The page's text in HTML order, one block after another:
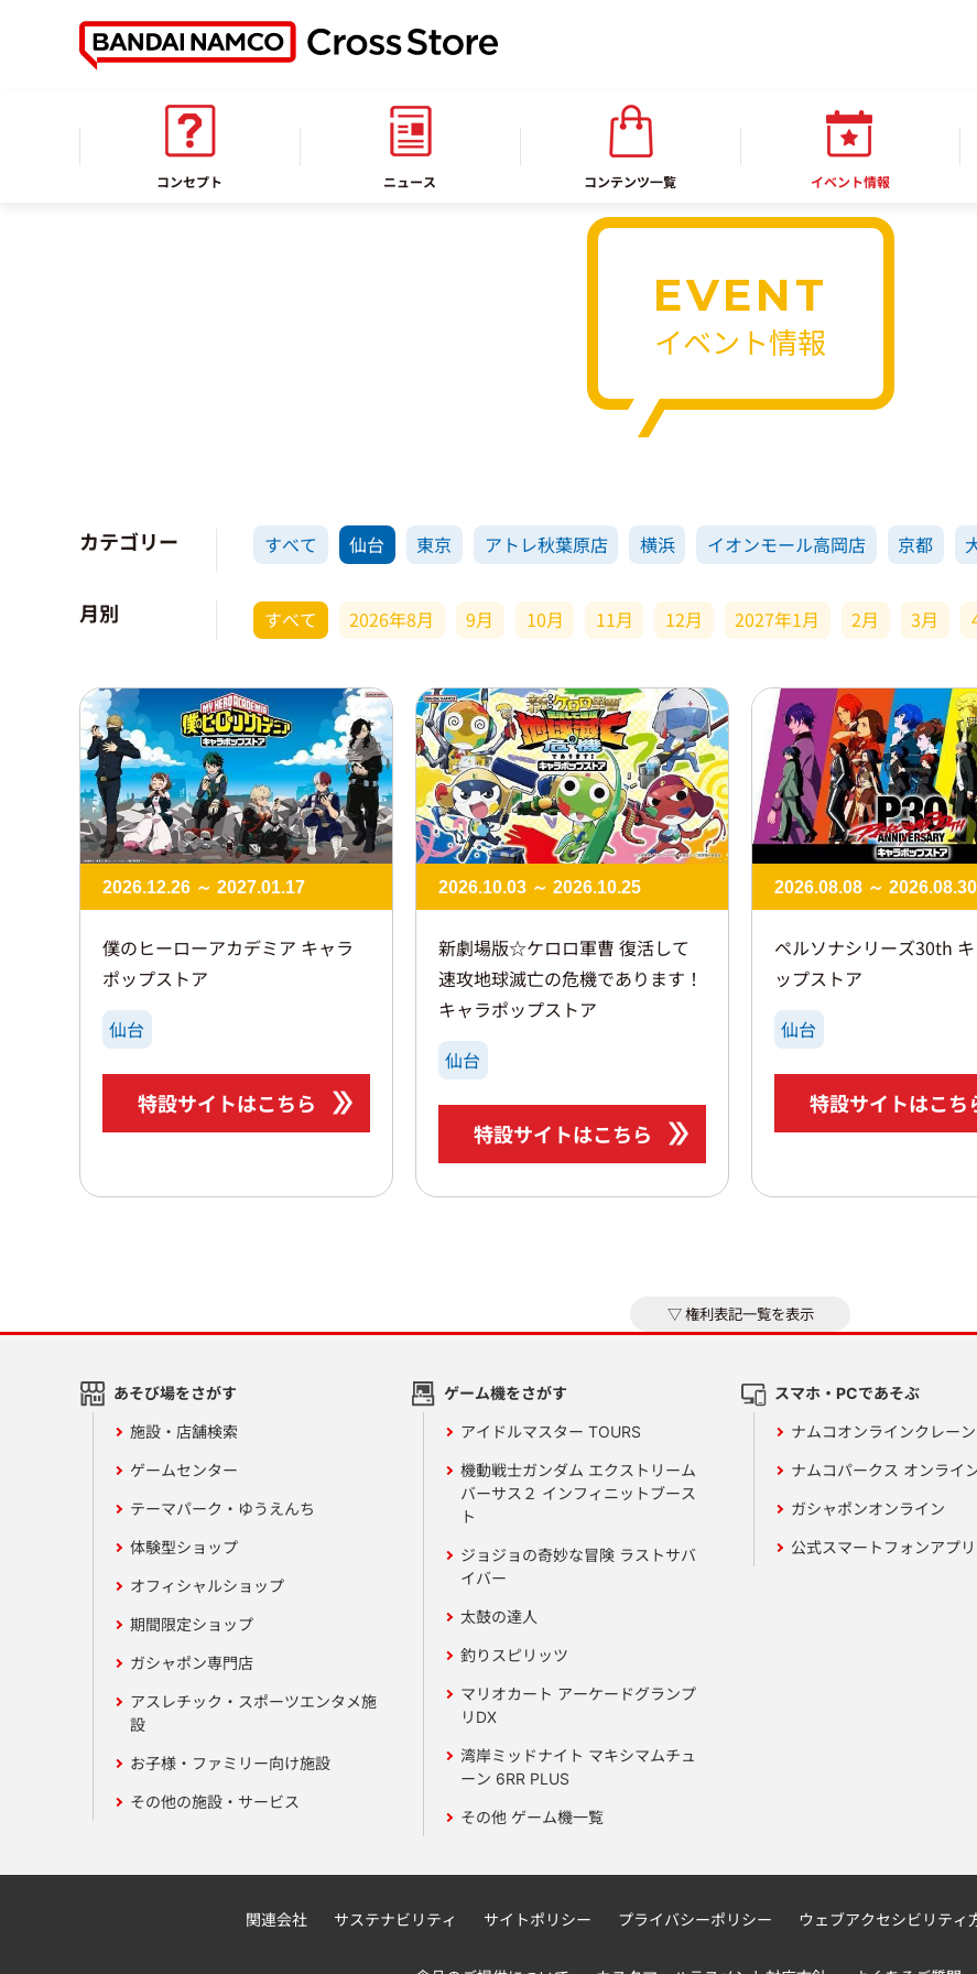
コンセプト ニュース コンテンツ一覧 イベント情報
イベント情報
EVENT
イベント情報
カテゴリー すべて 仙台 東京 アトレ秋葉原店 横浜 イオンモール高岡店 京都
月別 すべて 2026年8月 9月 10月 11月 12月 2027年1月 2月 3月
2026.12.26 ～ 2027.01.17
僕のヒーローアカデミア キャラ
ポップストア
仙台
特設サイトはこちら
2026.10.03 ～ 2026.10.25
新劇場版☆ケロロ軍曹 復活して
速攻地球滅亡の危機であります！
キャラポップストア
仙台
特設サイトはこちら
2026.08.08 ～ 2026.08.30
ペルソナシリーズ30th​
ップストア
仙台
特設サイトはこち
権利表記一覧を表示
あそび場をさがす
施設・店舗検索
ゲームセンター
テーマパーク・ゆうえんち
体験型ショップ
オフィシャルショップ
期間限定ショップ
ガシャポン専門店
アスレチック・スポーツエンタメ施
設
お子様・ファミリー向け施設
その他の施設・サービス
ゲーム機をさがす
アイドルマスター TOURS
機動戦士ガンダム エクストリーム
バーサス２ インフィニットブース
ト
ジョジョの奇妙な冒険 ラストサバ
イバー
太鼓の達人
釣りスピリッツ
マリオカート アーケードグランプ
リDX
湾岸ミッドナイト マキシマムチュ
ーン 6RR PLUS
その他 ゲーム機一覧
スマホ・PCであそぶ
ナムコオンラインクレーン
ナムコパークス オンライ
ガシャポンオンライン
公式スマートフォンアプリ
関連会社 サステナビリティ サイトポリシー プライバシーポリシー ウェブアクセシビリティ